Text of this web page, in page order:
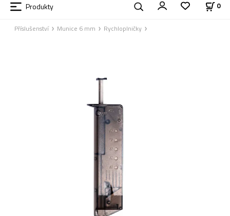
Produkty 0
Příslušenství Munice 6 mm Rychloplničky